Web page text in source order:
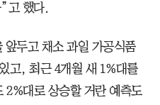
고 했다.
앞두고 채소 과일 가공식품
고, 최근 4개월 새 1%대를
2%대로 상승할 거란 예측도